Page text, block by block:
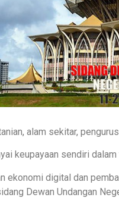
alam sekitar,
keupayaan sendiri
ekonomi digital dan
Dewan Undangan